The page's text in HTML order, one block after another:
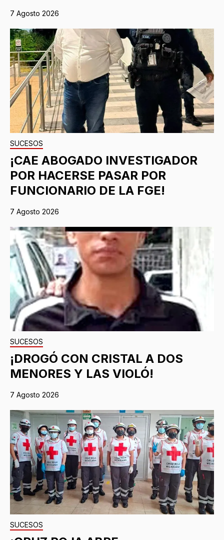
7 Agosto 2026
SUCESOS
¡CAE ABOGADO INVESTIGADOR
POR HACERSE PASAR POR
FUNCIONARIO DE LA FGE!
7 Agosto 2026
SUCESOS
¡DROGÓ CON CRISTAL A DOS
MENORES Y LAS VIOLÓ!
7 Agosto 2026
SUCESOS